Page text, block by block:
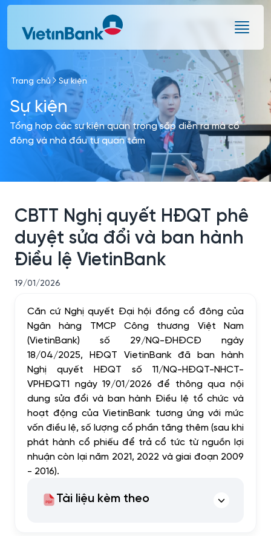
Skip to Main Content
Trang chủ Sự kiện
Sự kiện
Tổng hợp các sự kiện quan trọng sắp diễn ra mà cổ
đông và nhà đầu tư quan tâm
CBTT Nghị quyết HĐQT phê
duyệt sửa đổi và ban hành
Điều lệ VietinBank
19/01/2026
Căn cứ Nghị quyết Đại hội đồng cổ đông của
Ngân hàng TMCP Công thương Việt Nam
(VietinBank) số 29/NQ-ĐHĐCĐ ngày
18/04/2025, HĐQT VietinBank đã ban hành
Nghị quyết HĐQT số 11/NQ-HĐQT-NHCT-
VPHĐQT1 ngày 19/01/2026 để thông qua nội
dung sửa đổi và ban hành Điều lệ tổ chức và
hoạt động của VietinBank tương ứng với mức
vốn điều lệ, số lượng cổ phần tăng thêm (sau khi
phát hành cổ phiếu để trả cổ tức từ nguồn lợi
nhuận còn lại năm 2021, 2022 và giai đoạn 2009
- 2016).
Tài liệu kèm theo